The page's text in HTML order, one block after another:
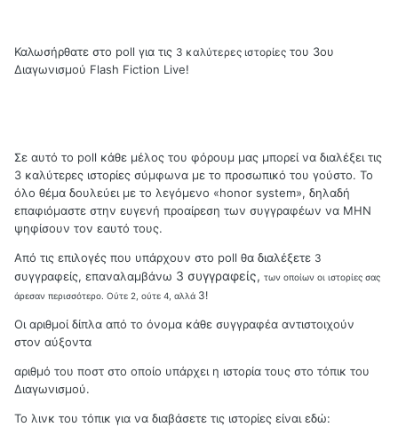
Καλωσήρθατε στο poll για τις 3 καλύτερες ιστορίες του 3ου
Διαγωνισμού Flash Fiction Live!
Σε αυτό το poll κάθε μέλος του φόρουμ μας μπορεί να διαλέξει τις
3 καλύτερες ιστορίες σύμφωνα με το προσωπικό του γούστο. Το
όλο θέμα δουλεύει με το λεγόμενο «honor system», δηλαδή
επαφιόμαστε στην ευγενή προαίρεση των συγγραφέων να ΜΗΝ
ψηφίσουν τον εαυτό τους.
Από τις επιλογές που υπάρχουν στο poll θα διαλέξετε 3
συγγραφείς, επαναλαμβάνω 3 συγγραφείς, των οποίων οι ιστορίες σας
άρεσαν περισσότερο. Ούτε 2, ούτε 4, αλλά 3!
Οι αριθμοί δίπλα από το όνομα κάθε συγγραφέα αντιστοιχούν
στον αύξοντα
αριθμό του ποστ στο οποίο υπάρχει η ιστορία τους στο τόπικ του
Διαγωνισμού.
Το λινκ του τόπικ για να διαβάσετε τις ιστορίες είναι εδώ: